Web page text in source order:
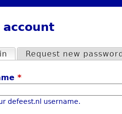
here
account
tabs
(active tab)
Request new
*
defeest.nl username.